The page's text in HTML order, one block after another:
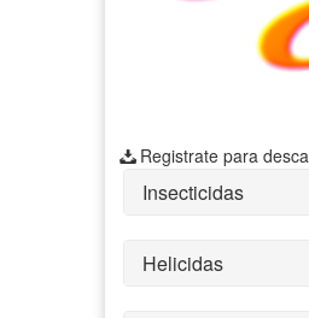
Registrate para
Insecticidas
Helicidas